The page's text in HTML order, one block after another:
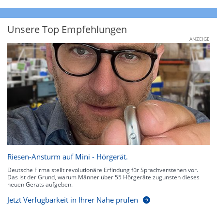
Unsere Top Empfehlungen
ANZEIGE
Riesen-Ansturm auf Mini - Hörgerät.
Deutsche Firma stellt revolutionäre Erfindung für Sprachverstehen vor.
Das ist der Grund, warum Männer über 55 Hörgeräte zugunsten dieses
neuen Geräts aufgeben.
Jetzt Verfügbarkeit in Ihrer Nähe prüfen